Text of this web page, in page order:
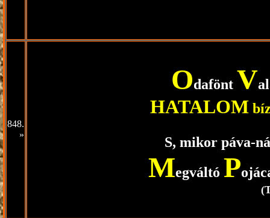
848.
»
Odafönt V
HATALOM
S, mikor páva-
Megváltó P